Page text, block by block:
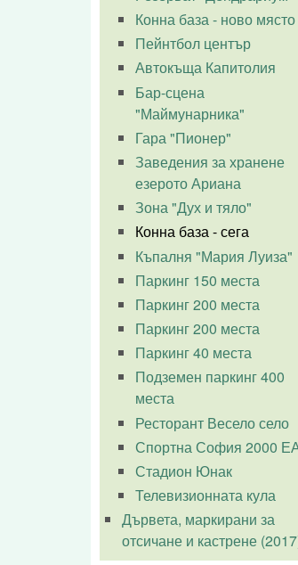
Конна база - ново място
Пейнтбол център
Автокъща Капитолия
Бар-сцена
"Маймунарника"
Гара "Пионер"
Заведения за хранене
езерото Ариана
Зона "Дух и тяло"
Конна база - сега
Къпалня "Мария Луиза"
Паркинг 150 места
Паркинг 200 места
Паркинг 200 места
Паркинг 40 места
Подземен паркинг 400
места
Ресторант Весело село
Спортна София 2000
Стадион Юнак
Телевизионната кула
Дървета, маркирани за
отсичане и кастрене